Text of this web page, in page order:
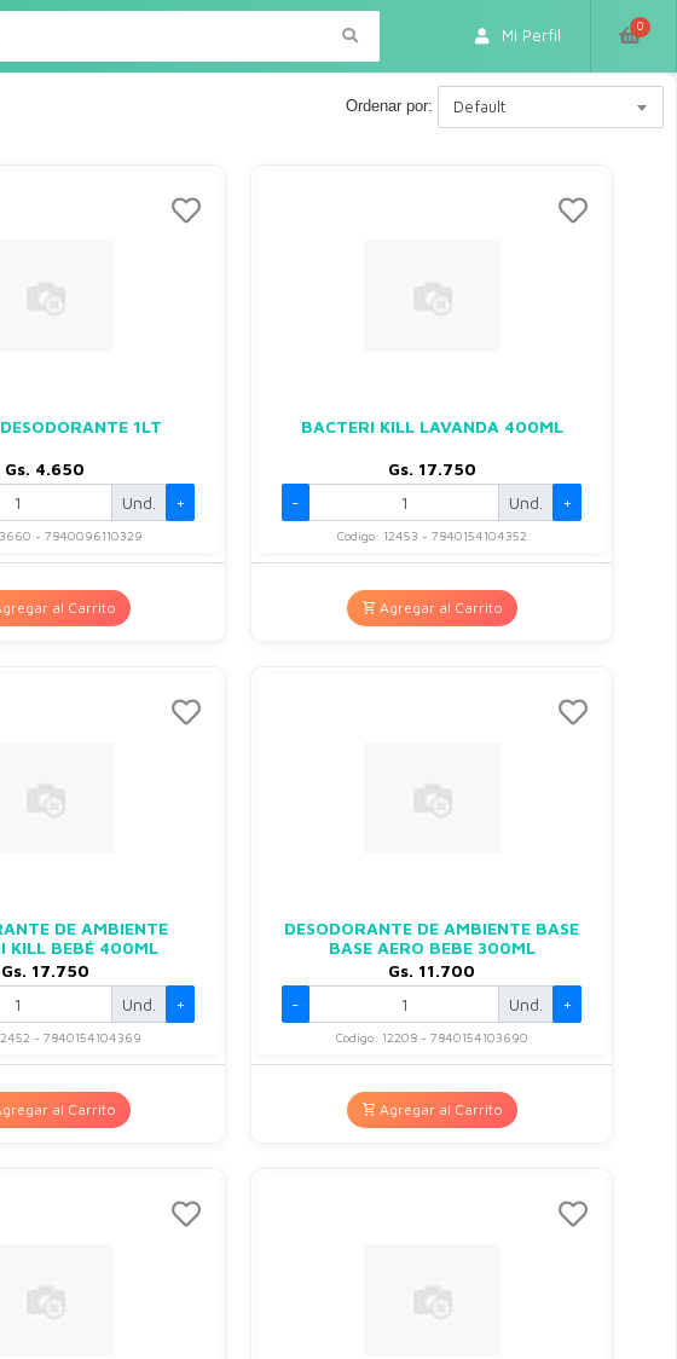
0
Mi Perfil
Ordenar por: Default
1LT
Gs. 4.650
Und. +
- 7840096110329
al Carrito
BACTERI KILL LAVANDA 400ML
Gs. 17.750
-
Und. +
Codigo: 12453 - 7840154104352
Agregar al Carrito
DE AMBIENTE
KILL BEBÉ 400ML
Gs. 17.750
Und. +
- 7840154104369
al Carrito
DESODORANTE DE AMBIENTE BASE
BASE AERO BEBE 300ML
Gs. 11.700
-
Und. +
Codigo: 12208 - 7840154103690
Agregar al Carrito